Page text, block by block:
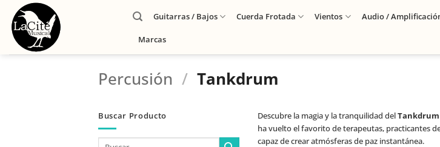
Guitarras / Bajos Cuerda Frotada Vientos Audio /
Marcas
Percusión / Tankdrum
Buscar Producto Descubre la magia y la tranquilidad delTankdrum
ha vuelto el favorito de terapeutas, practicantes
capaz de crear atmósferas de paz instantánea.